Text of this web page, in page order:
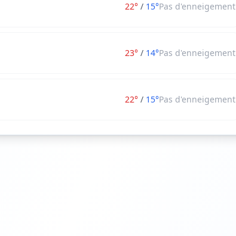
22°/ 15°Pas d'enneigement
23°/ 14°Pas d'enneigement
22°/ 15°Pas d'enneigement